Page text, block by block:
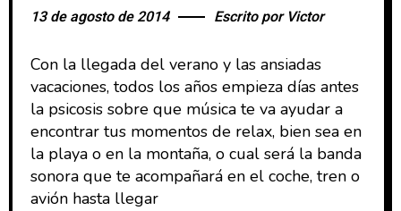
13 de agosto de 2014 Escrito por Victor
Con la llegada del verano y las ansiadas
vacaciones, todos los años empieza días antes
la psicosis sobre que música te va ayudar a
encontrar tus momentos de relax, bien sea en
la playa o en la montaña, o cual será la banda
sonora que te acompañará en el coche, tren o
avión hasta llegar